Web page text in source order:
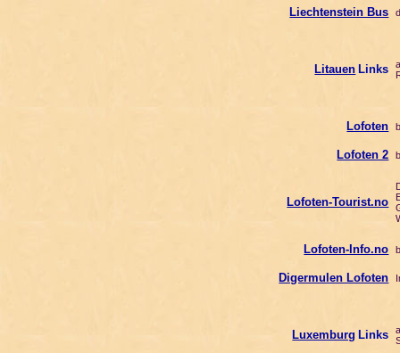
Liechtenstein Bus
Litauen Links
Lofoten
Lofoten 2
Lofoten-Tourist.no
Lofoten-Info.no
Digermulen Lofoten
Luxemburg Links